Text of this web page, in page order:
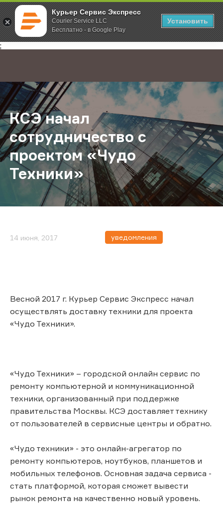
Курьер Сервис Экспресс
Courier Service LLC
Бесплатно - в Google Play
Установить
;
Главная О компании Новости КСЭ начал сотрудничество с
КСЭ начал
сотрудничество с
проектом «Чудо
Техники»
14 июня, 2017 уведомления
Весной 2017 г. Курьер Сервис Экспресс начал
осуществлять доставку техники для проекта
«Чудо Техники».
«Чудо Техники» – городской онлайн сервис по
ремонту компьютерной и коммуникационной
техники, организованный при поддержке
правительства Москвы. КСЭ доставляет технику
от пользователей в сервисные центры и обратно.
«Чудо техники» - это онлайн-агрегатор по
ремонту компьютеров, ноутбуков, планшетов и
мобильных телефонов. Основная задача сервиса -
стать платформой, которая сможет вывести
рынок ремонта на качественно новый уровень.